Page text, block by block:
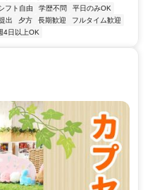
フト自由 学歴不問
平日のみOK
出 夕方 長期歓迎
フルタイム歓迎
4日以上OK